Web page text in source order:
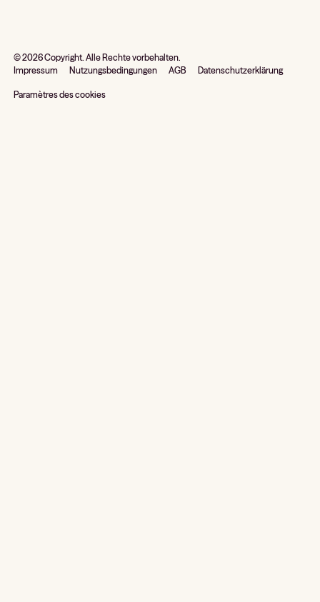
©2026Copyright. Alle Rechte vorbehalten.
Impressum
Nutzungsbedingungen AGB Datenschutzerklärung
Paramètres des cookies